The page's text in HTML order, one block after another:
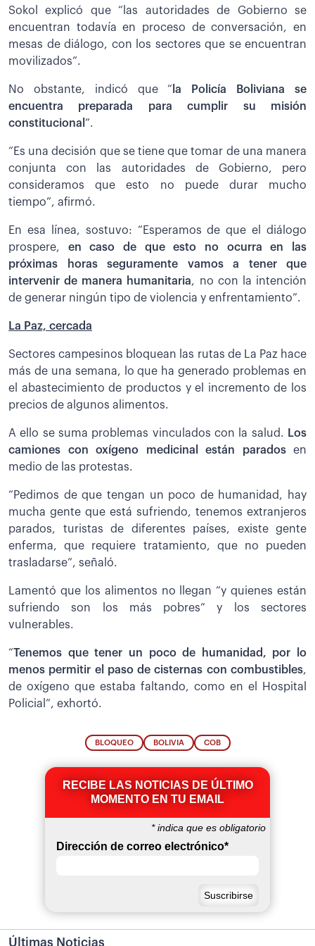
Sokol explicó que “las autoridades de Gobierno se
encuentran todavía en proceso de conversación, en
mesas de diálogo, con los sectores que se encuentran
movilizados”.
No obstante, indicó que “ la Policía Boliviana se
encuentra preparada para cumplir su misión
constitucional ”.
“Es una decisión que se tiene que tomar de una manera
conjunta con las autoridades de Gobierno, pero
consideramos que esto no puede durar mucho
tiempo”, afirmó.
En esa línea, sostuvo: “Esperamos de que el diálogo
prospere, en caso de que esto no ocurra en las
próximas horas seguramente vamos a tener que
intervenir de manera humanitaria, no con la intención
de generar ningún tipo de violencia y enfrentamiento”.
La Paz, cercada
Sectores campesinos bloquean las rutas de La Paz hace
más de una semana, lo que ha generado problemas en
el abastecimiento de productos y el incremento de los
precios de algunos alimentos.
A ello se suma problemas vinculados con la salud.
Los
camiones con oxígeno medicinal están paradosen
medio de las protestas.
“Pedimos de que tengan un poco de humanidad, hay
mucha gente que está sufriendo, tenemos extranjeros
parados, turistas de diferentes países, existe gente
enferma, que requiere tratamiento, que no pueden
trasladarse”, señaló.
Lamentó que los alimentos no llegan “y quienes están
sufriendo son los más pobres” y los sectores
vulnerables.
“Tenemos que tener un poco de humanidad, por lo
menos permitir el paso de cisternas con combustibles,
de oxígeno que estaba faltando, como en el Hospital
Policial”, exhortó.
BLOQUEO BOLIVIA COB
RECIBE LAS NOTICIAS DE ÚLTIMO
MOMENTO EN TU EMAIL
*indica que es obligatorio
Dirección de correo electrónico*
Últimas Noticias